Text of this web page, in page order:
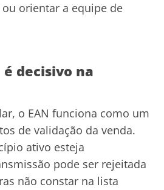
orientar a equipe de
é decisivo na
o EAN funciona como um
de validação da venda.
ativo esteja
pode ser rejeitada
não constar na lista